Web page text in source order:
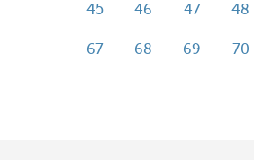
45 46 47 48
67 68 69 70